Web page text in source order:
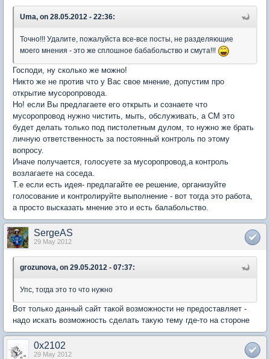
Uma, on 28.05.2012 - 22:36:
Точно!!! Удалите, пожалуйста все-все посты, не разделяющие
моего мнения - это же сплошное бабабольство и смута!!!
Господи, ну сколько же можно!
Никто же не против что у Вас свое мнение, допустим про
открытие мусоропровода.
Но! если Вы предлагаете его открыть и сознаете что
мусоропровод нужно чистить, мыть, обслуживать, а СМ это
будет делать только под пистолетным дулом, то нужно же брать
личную ответственность за постоянный контроль по этому
вопросу.
Иначе получается, голосуете за мусоропровод,а контроль
возлагаете на соседа.
Т.е если есть идея- предлагайте ее решение, организуйте
голосование и контролируйте выполнение - вот тогда это работа,
а просто высказать мнение это и есть балабольство.
SergeAS
29 May 2012
grozunova, on 29.05.2012 - 07:37:
Упс, тогда это то что нужно
Вот только данный сайт такой возможности не предоставляет -
надо искать возможность сделать такую тему где-то на стороне
0x2102
29 May 2012